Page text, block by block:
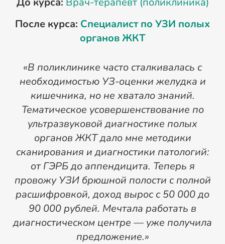
После курса: Специалист по УЗИ полых
органов ЖКТ
«В поликлинике часто сталкивалась с
необходимостью УЗ-оценки желудка и
кишечника, но не хватало знаний.
Тематическое усовершенствование по
ультразвуковой диагностике полых
органов ЖКТ дало мне методики
сканирования и диагностики патологий:
от ГЭРБ до аппендицита. Теперь я
провожу УЗИ брюшной полости с полной
расшифровкой, доход вырос с 50 000 до
90 000 рублей. Мечтала работать в
диагностическом центре — уже получила
предложение.»